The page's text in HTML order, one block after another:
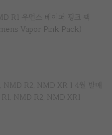
R1 우먼스 베이퍼 핑크 팩
Vapor Pink Pack)